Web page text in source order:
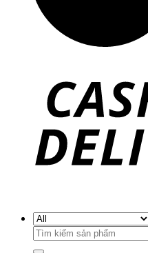
Search
for: